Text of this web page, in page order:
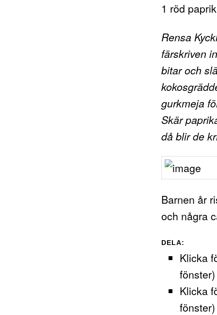
1 röd
Rensa
färskriven
bitar och
gurkmeja
Skär
då blir de
Barnen år
och några
DELA:
Klicka
fönster)
Klicka
fönster)